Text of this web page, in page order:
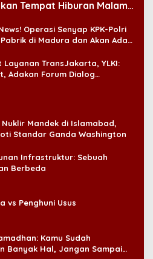
Tempat Hiburan Malam
Operasi Senyap KPK-Polri
Pabrik di Madura dan Akan Ada
Layanan TransJakarta, YLKI:
Adakan Forum Dialog
Nuklir Mandek di Islamabad,
Standar Ganda Washington
Infrastruktur: Sebuah
Berbeda
vs Penghuni Usus
Kamu Sudah
Banyak Hal, Jangan Sampai